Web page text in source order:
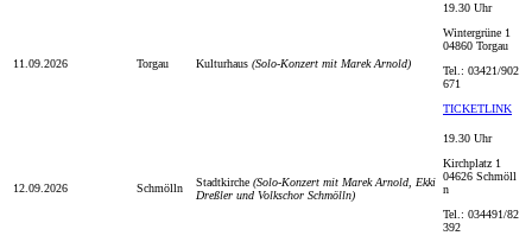
11.09.2026 Torgau Kulturhaus (Solo-Konzert mit Marek Arnold)
19.30 Uhr
Wintergrüne 1
04860 Torgau
Tel.: 03421/902
671
TICKETLINK
12.09.2026 Schmölln Stadtkirche (Solo-Konzert mit Marek Arnold, Ekki
Dreßler und Volkschor Schmölln)
19.30 Uhr
Kirchplatz 1
04626 Schmöll
n
Tel.: 034491/82
392